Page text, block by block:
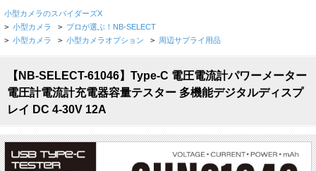
小型カメラのスパイダーズX
> 小型カメラ > プロが選ぶ！NB-SELECT
> 小型カメラ > 小型カメラオプション > 周辺サプライ用品
【NB-SELECT-61046】Type-C 電圧電流計パワーメーター
電圧計電流計充電器容量テスター 多機能デジタルディスプ
レイ DC 4-30V 12A